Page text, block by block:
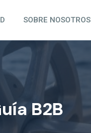
SOBRE NOSOTROS
B2B